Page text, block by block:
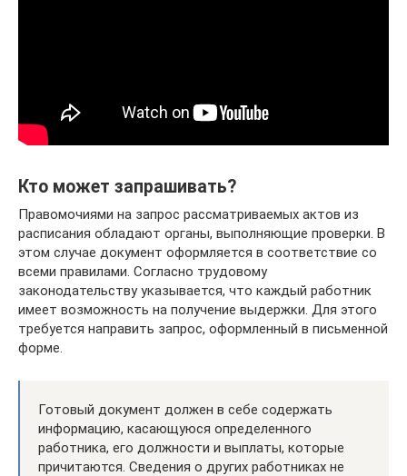
Кто может запрашивать?
Правомочиями на запрос рассматриваемых актов из
расписания обладают органы, выполняющие проверки. В
этом случае документ оформляется в соответствие со
всеми правилами. Согласно трудовому
законодательству указывается, что каждый работник
имеет возможность на получение выдержки. Для этого
требуется направить запрос, оформленный в письменной
форме.
Готовый документ должен в себе содержать
информацию, касающуюся определенного
работника, его должности и выплаты, которые
причитаются. Сведения о других работниках не